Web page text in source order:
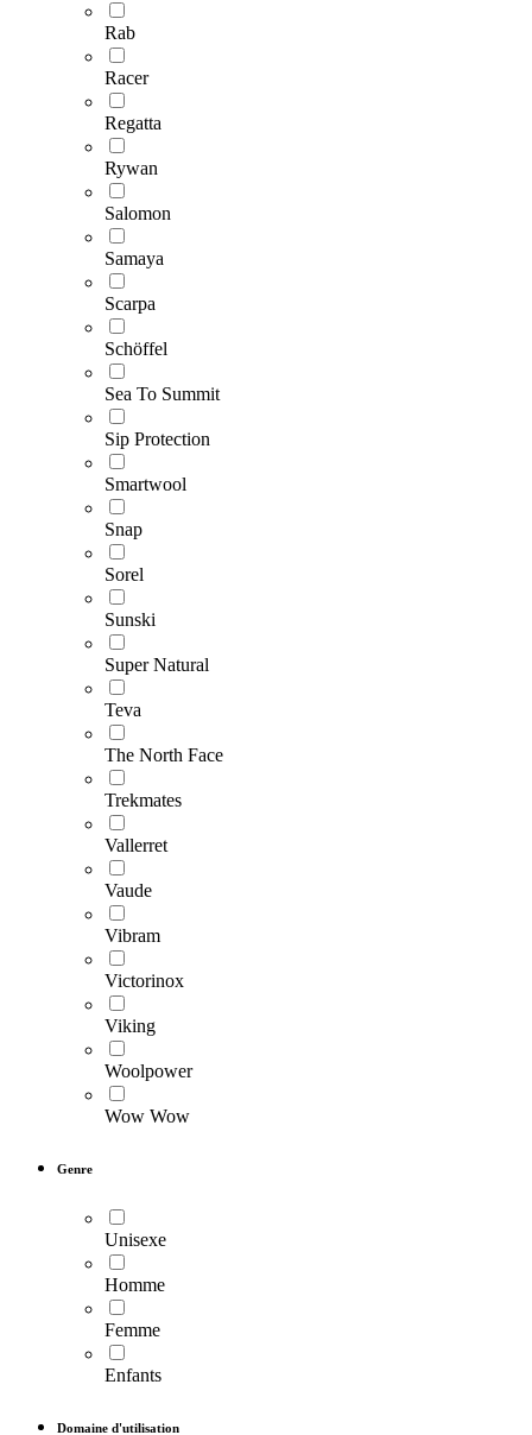
Rab
Racer
Regatta
Rywan
Salomon
Samaya
Scarpa
Schöffel
Sea To Summit
Sip Protection
Smartwool
Snap
Sorel
Sunski
Super Natural
Teva
The North Face
Trekmates
Vallerret
Vaude
Vibram
Victorinox
Viking
Woolpower
Wow Wow
Genre
Unisexe
Homme
Femme
Enfants
Domaine d'utilisation